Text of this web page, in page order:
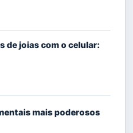
de joias com o celular:
mais poderosos